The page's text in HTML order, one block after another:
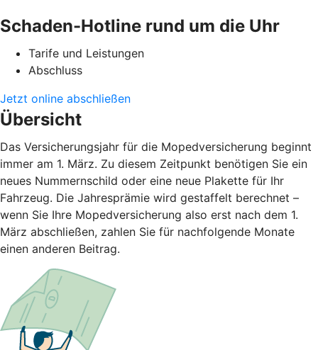
Schaden-Hotline rund um die Uhr
Tarife und Leistungen
Abschluss
Jetzt online abschließen
Übersicht
Das Versicherungsjahr für die Mopedversicherung beginnt
immer am 1. März. Zu diesem Zeitpunkt benötigen Sie ein
neues Nummernschild oder eine neue Plakette für Ihr
Fahrzeug. Die Jahresprämie wird gestaffelt berechnet –
wenn Sie Ihre Mopedversicherung also erst nach dem 1.
März abschließen, zahlen Sie für nachfolgende Monate
einen anderen Beitrag.